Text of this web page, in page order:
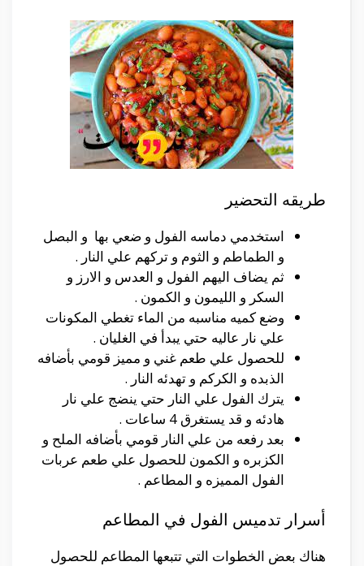
طريقه التحضير
استخدمي دماسه الفول و ضعي بها و البصل
و الطماطم و الثوم و تركهم علي النار .
ثم يضاف اليهم الفول و العدس و الارز و
السكر و الليمون و الكمون .
وضع كميه مناسبه من الماء تغطي المكونات
علي نار عاليه حتي يبدأ في الغليان .
للحصول علي طعم غني و مميز قومي بأضافه
الذبده و الكركم و تهدئه النار .
يترك الفول علي النار حتي ينضج علي نار
هادئه و قد يستغرق 4 ساعات .
بعد رفعه من علي النار قومي بأضافه الملح و
الكزبره و الكمون للحصول علي طعم عربات
الفول المميزه و المطاعم .
أسرار تدميس الفول في المطاعم
هناك بعض الخطوات التي تتبعها المطاعم للحصول